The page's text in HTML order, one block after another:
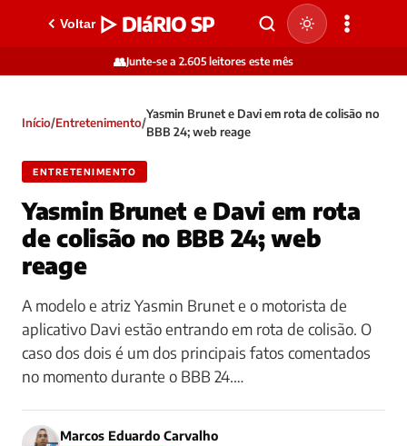
Voltar ▷ DIáRIO SP
👥Junte-se a 2.605 leitores este mês
Início/Entretenimento/
Yasmin Brunet e Davi em rota de colisão no
BBB 24; web reage
ENTRETENIMENTO
Yasmin Brunet e Davi em rota
de colisão no BBB 24; web
reage
A modelo e atriz Yasmin Brunet e o motorista de
aplicativo Davi estão entrando em rota de colisão. O
caso dos dois é um dos principais fatos comentados
no momento durante o BBB 24.…
Marcos Eduardo Carvalho